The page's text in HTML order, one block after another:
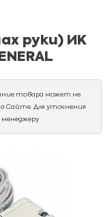
руки) ИК
товара может не
Сайте. Для уточнения